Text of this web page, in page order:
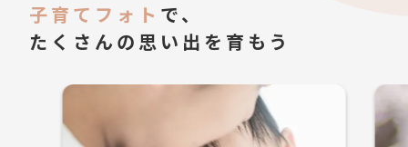
子育てフォト で、
たくさんの思い出を育もう